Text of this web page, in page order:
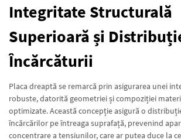
Integritate Structurală
Superioară și
Încărcăturii
Placa dreaptă se remarcă prin asigurarea unei
robuste, datorită geometriei și compoziției
optimizate. Această concepție asigură o
încărcărilor pe întreaga suprafață, prevenind
concentrare a tensiunilor, care ar putea duce la